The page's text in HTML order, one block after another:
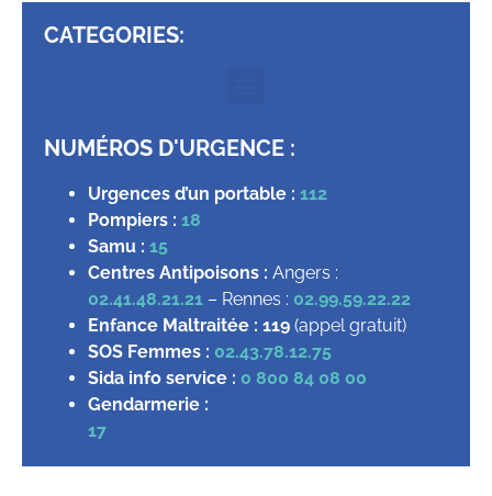
CATEGORIES:
NUMÉROS D'URGENCE :
Urgences d’un portable : 112
Pompiers : 18
Samu : 15
Centres Antipoisons : Angers :
02.41.48.21.21 – Rennes : 02.99.59.22.22
Enfance Maltraitée : 119 (appel gratuit)
SOS Femmes : 02.43.78.12.75
Sida info service : 0 800 84 08 00
Gendarmerie :
17